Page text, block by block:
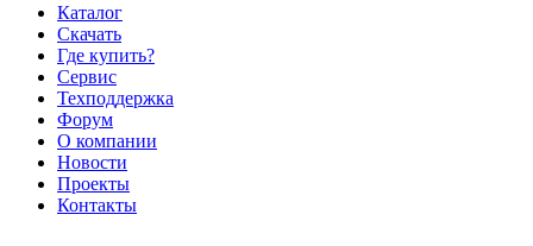
Каталог
Скачать
Где купить?
Сервис
Техподдержка
Форум
О компании
Новости
Проекты
Контакты